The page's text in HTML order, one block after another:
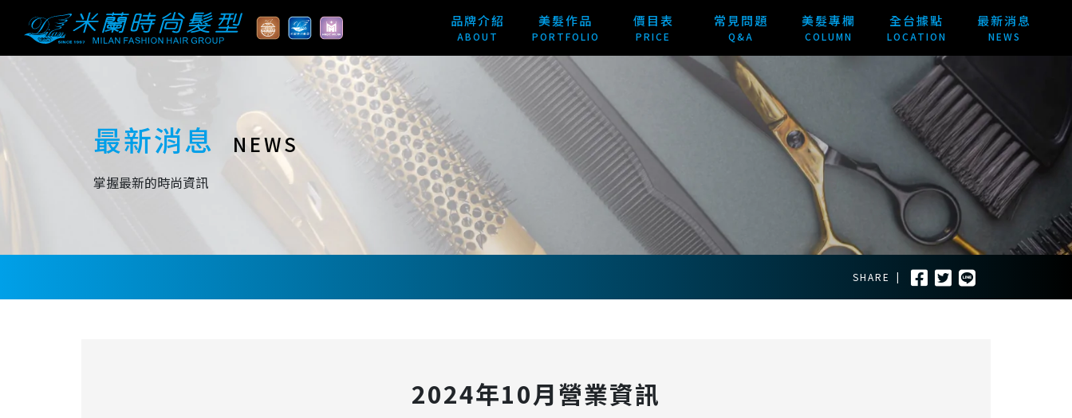
品牌介紹
ABOUT
美髮作品
PORTFOLIO
價目表
PRICE
常見問題
Q&A
美髮專欄
COLUMN
全台據點
LOCATION
最新消息
NEWS
最新消息 NEWS
掌握最新的時尚資訊
SHARE |
2024年10月營業資訊